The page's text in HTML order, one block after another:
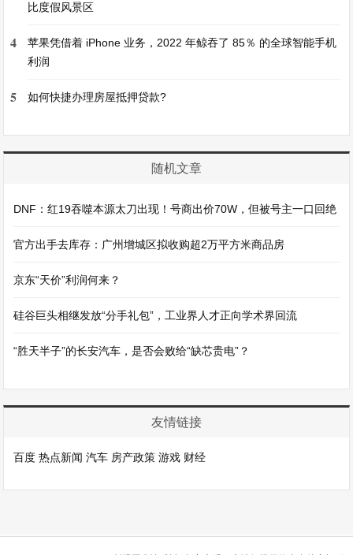
比度假风景区
4
苹果凭借着 iPhone 业务，2022 年鲸吞了 85％ 的全球智能手机
利润
5 如何快捷办理房屋抵押贷款?
随机文章
DNF：红19吞噬本源太刀出现！号商出价70W，但被号主一口回绝
官方出手去库存：广州增城区拟收购超2万平方米商品房
京东“天价”利润何来？
硅谷巨头相继发放“分手礼包”，工业界人才正向学术界回流
“胜天半子”的长安汽车，是否会败给“缺芯贵电”？
友情链接
百度 热点新闻 汽车 房产政策 游戏 财经